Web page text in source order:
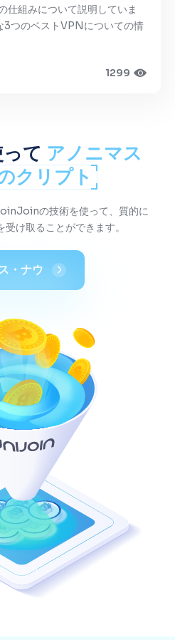
仕組みについて説明していま
3つのベストVPNについての情
1299
て アノニマス
クリプト
の技術を使って、質的に
け取ることができます。
・ナウ